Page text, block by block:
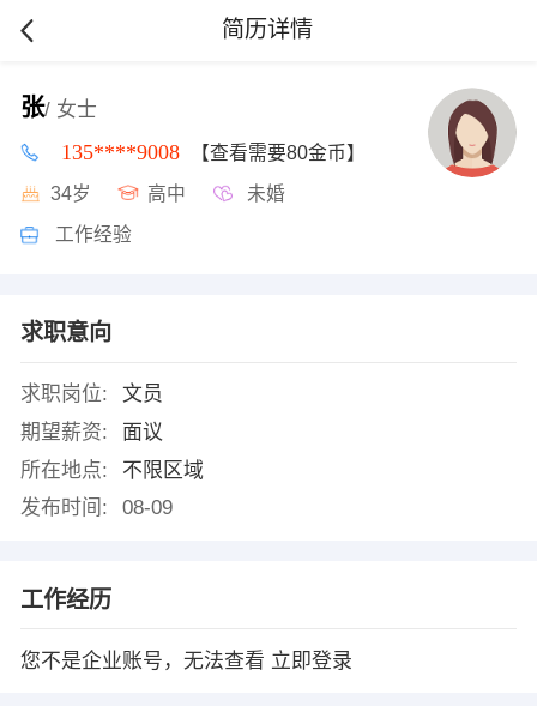
简历详情
张/ 女士
135****9008 【查看需要80金币】
34岁 高中 未婚
工作经验
求职意向
求职岗位:
文员
期望薪资:
面议
所在地点:
不限区域
发布时间:
08-09
工作经历
您不是企业账号，无法查看 立即登录